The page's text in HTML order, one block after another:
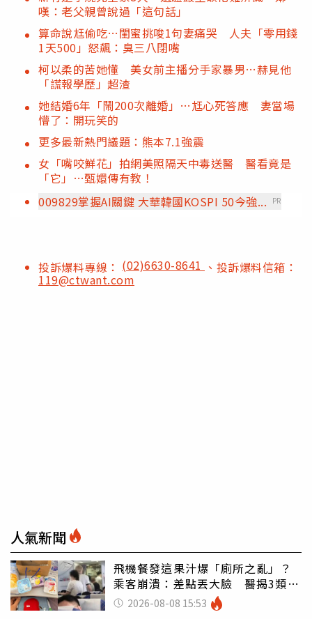
嘆：老父親曾說過「這句話」
算命說尪偷吃…閨蜜挑唆1句妻痛哭 人夫「零用錢
1天500」怒飆：臭三八閉嘴
柯以柔的苦她懂 美女前主播分手家暴男…赫見他
「謊報學歷」超渣
她結婚6年「鬧200次離婚」…尪心死答應 妻當場
懵了：開玩笑的
更多最新熱門議題：熊本7.1強震
女「嘴咬鮮花」拍網美照隔天中毒送醫 醫看竟是
「它」…甄嬛傳有教！
009829掌握AI關鍵 大華韓國KOSPI 50今強...
PR
投訴爆料專線： (02)6630-8641 、投訴爆料信箱：
119@ctwant.com
人氣新聞
飛機餐發這果汁爆「廁所之亂」？
乘客崩潰：差點丟大臉 醫揭3類人
別亂喝
2026-08-08 15:53